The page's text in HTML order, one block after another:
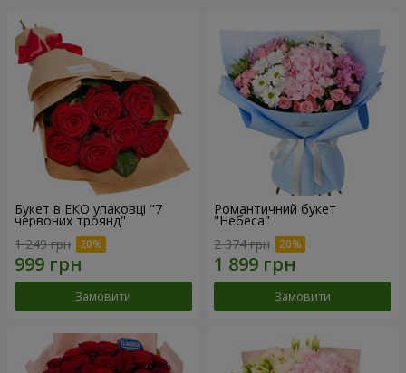
Букет в ЕКО упаковці "7
червоних троянд"
1 249 грн
Замовити
Романтичний букет
"Небеса"
2 374 грн
Замовити